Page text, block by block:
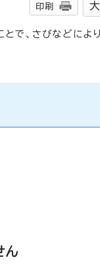
印刷
で、さびなどによ
ん